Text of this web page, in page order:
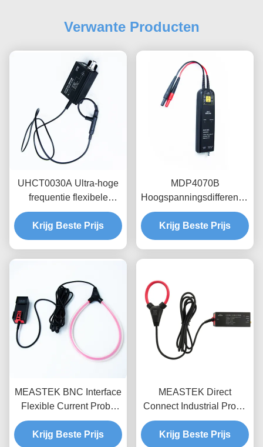
Verwante Producten
UHCT0030A Ultra-hoge
frequentie flexibele
stroomsonde met
200mV/A hoge
gevoeligheid 50MHz
voor halfgeleider testen
Krijg Beste Prijs
MDP4070B
Hoogspanningsdifferentiële
sondes, 700V bereik,
100MHz bandbreedte
zwevende meting voor
Krijg Beste Prijs
MEASTEK BNC Interface
Flexible Current Probe
LCTB-serie Aanpasbare
Flexible Rogowski Coil
Krijg Beste Prijs
MEASTEK Direct
Connect Industrial Probe
LCTD-serie Lage
frequentie Flexible
Krijg Beste Prijs